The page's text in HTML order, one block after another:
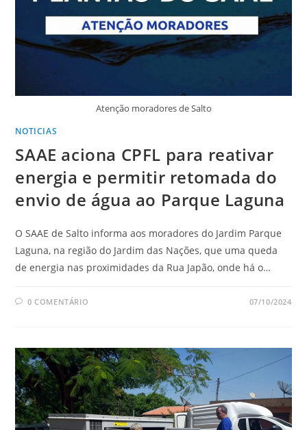
Atenção moradores de Salto
NOTICIAS
SAAE aciona CPFL para reativar
energia e permitir retomada do
envio de água ao Parque Laguna
O SAAE de Salto informa aos moradores do Jardim Parque
Laguna, na região do Jardim das Nações, que uma queda
de energia nas proximidades da Rua Japão, onde há o…
0 COMENTÁRIO 07/10/2024